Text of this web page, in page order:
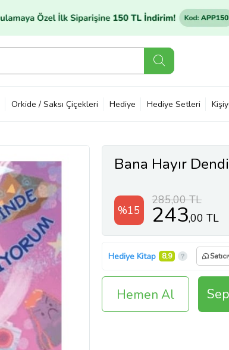
Orkide / Saksı Çiçekleri Hediye Hediye Setleri
Bana Hayır
%15
285,00 TL
243,00 TL
Hediye Kitap 8,9
Hemen Al